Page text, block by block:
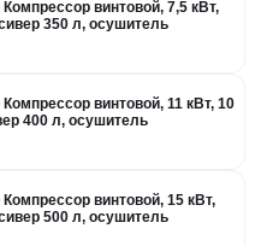
винтовой, 7,5 кВт,
350 л, осушитель
винтовой, 11 кВт, 10
400 л, осушитель
Компрессор винтовой, 15 кВт,
500 л, осушитель